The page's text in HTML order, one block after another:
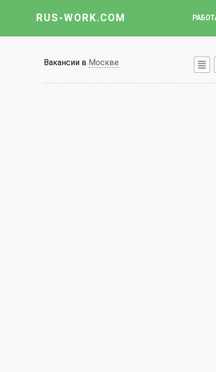
RUS-WORK.COM
Вакансии в Москве